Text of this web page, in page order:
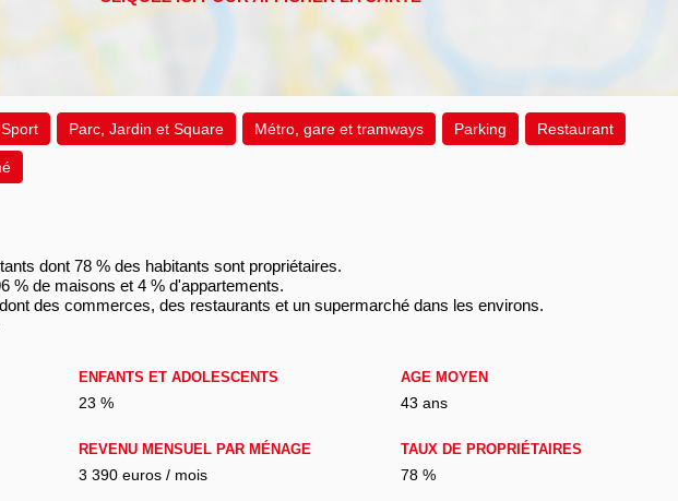
Sport Parc, Jardin et Square Métro, gare et tramways Parking Restaurant
dont 78 % des habitants sont propriétaires.
% de maisons et 4 % d'appartements.
des commerces, des restaurants et un supermarché dans les environs.
ENFANTS ET ADOLESCENTS
23 %
AGE MOYEN
43 ans
REVENU MENSUEL PAR MÉNAGE
3 390 euros / mois
TAUX DE PROPRIÉTAIRES
78 %